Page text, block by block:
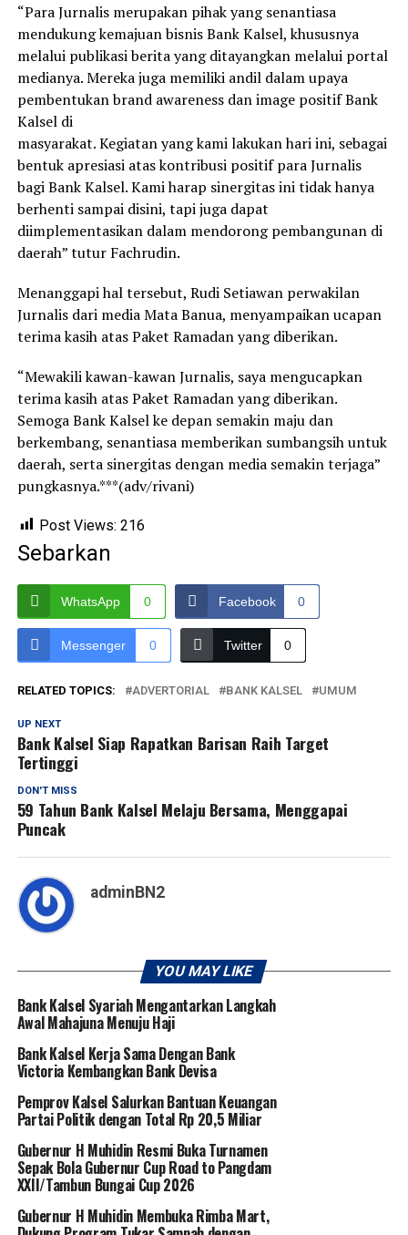
“Para Jurnalis merupakan pihak yang senantiasa
mendukung kemajuan bisnis Bank Kalsel, khususnya
melalui publikasi berita yang ditayangkan melalui portal
medianya. Mereka juga memiliki andil dalam upaya
pembentukan brand awareness dan image positif Bank
Kalsel di
masyarakat. Kegiatan yang kami lakukan hari ini, sebagai
bentuk apresiasi atas kontribusi positif para Jurnalis
bagi Bank Kalsel. Kami harap sinergitas ini tidak hanya
berhenti sampai disini, tapi juga dapat
diimplementasikan dalam mendorong pembangunan di
daerah” tutur Fachrudin.
Menanggapi hal tersebut, Rudi Setiawan perwakilan
Jurnalis dari media Mata Banua, menyampaikan ucapan
terima kasih atas Paket Ramadan yang diberikan.
“Mewakili kawan-kawan Jurnalis, saya mengucapkan
terima kasih atas Paket Ramadan yang diberikan.
Semoga Bank Kalsel ke depan semakin maju dan
berkembang, senantiasa memberikan sumbangsih untuk
daerah, serta sinergitas dengan media semakin terjaga”
pungkasnya.***(adv/rivani)
Post Views: 216
Sebarkan
WhatsApp 0 Facebook 0
Messenger 0 Twitter 0
RELATED TOPICS: ADVERTORIAL BANK KALSEL UMUM
UP NEXT
Bank Kalsel Siap Rapatkan Barisan Raih Target
Tertinggi
DON'T MISS
59 Tahun Bank Kalsel Melaju Bersama, Menggapai
Puncak
adminBN2
YOU MAY LIKE
Bank Kalsel Syariah Mengantarkan Langkah
Awal Mahajuna Menuju Haji
Bank Kalsel Kerja Sama Dengan Bank
Victoria Kembangkan Bank Devisa
Pemprov Kalsel Salurkan Bantuan Keuangan
Partai Politik dengan Total Rp 20,5 Miliar
Gubernur H Muhidin Resmi Buka Turnamen
Sepak Bola Gubernur Cup Road to Pangdam
XXII/Tambun Bungai Cup 2026
Gubernur H Muhidin Membuka Rimba Mart,